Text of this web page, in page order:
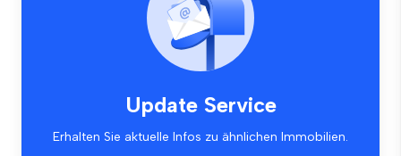
Update Service
Erhalten Sie aktuelle Infos zu ähnlichen Immobilien.